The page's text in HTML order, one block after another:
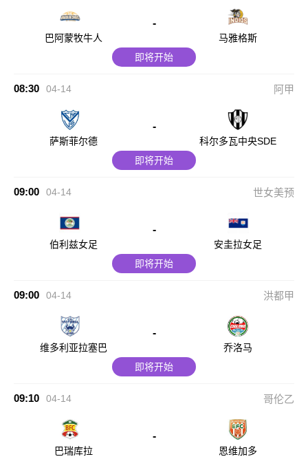
巴阿蒙牧牛人
-
马雅格斯
即将开始
08:30 04-14 阿甲
萨斯菲尔德
-
科尔多瓦中央SDE
即将开始
09:00 04-14 世女美预
伯利兹女足
-
安圭拉女足
即将开始
09:00 04-14 洪都甲
维多利亚拉塞巴
-
乔洛马
即将开始
09:10 04-14 哥伦乙
巴瑞库拉
-
恩维加多